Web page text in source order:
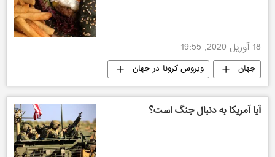
18 آوریل 2020, 19:55
جهان ویروس کرونا در جهان
آیا آمریکا به دنبال جنگ است؟